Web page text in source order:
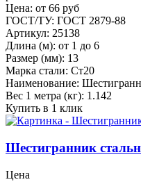
Цена: от 66 руб
ГОСТ/ТУ: ГОСТ 2879-88
Артикул: 25138
Длина (м): от 1 до 6
Размер (мм): 13
Марка стали: Ст20
Наименование:
Вес 1 метра (кг): 1.142
Купить в 1 клик
Шестигранник
Цена